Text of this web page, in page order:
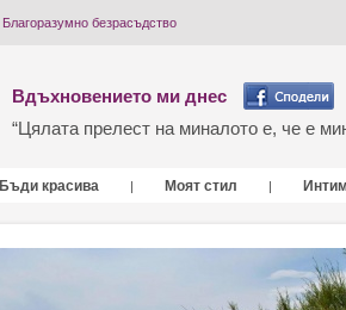
Благоразумно безрасъдство
Вдъхновението ми днес
“Цялата прелест на миналото е, че е
Бъди красива | Моят стил |